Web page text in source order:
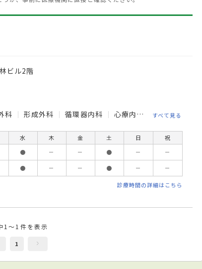
ビル2階
科 形成外科 循環器内科 心療内科 整形外科
すべて見る
水 木 金 土 日
祝
● － － ● －
－
● － － ● － －
診療時間の詳細はこちら
1～1件を表示
1